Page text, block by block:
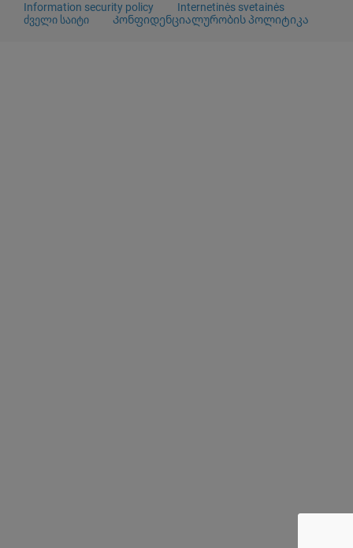
Information security policy
Internetinės svetainės
ძველი საიტი
Კონფიდენციალურობის პოლიტიკა